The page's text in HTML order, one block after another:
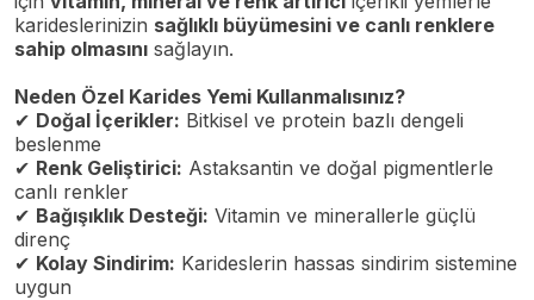
karideslerinizin sağlıklı büyümesini ve canlı renklere
sahip olmasını sağlayın.
Neden Özel Karides Yemi Kullanmalısınız?
✔ Doğal İçerikler: Bitkisel ve protein bazlı dengeli
beslenme
✔ Renk Geliştirici: Astaksantin ve doğal pigmentlerle
canlı renkler
✔ Bağışıklık Desteği: Vitamin ve minerallerle güçlü
direnç
✔ Kolay Sindirim: Karideslerin hassas sindirim sistemine
uygun